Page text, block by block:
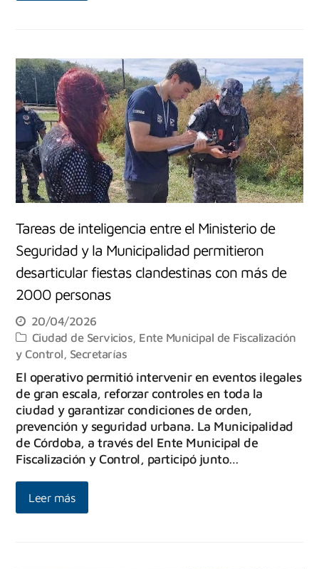
Tareas de inteligencia entre el Ministerio de
Seguridad y la Municipalidad permitieron
desarticular fiestas clandestinas con más de
2000 personas
20/04/2026
Ciudad de Servicios, Ente Municipal de Fiscalización
y Control, Secretarías
El operativo permitió intervenir en eventos ilegales
de gran escala, reforzar controles en toda la
ciudad y garantizar condiciones de orden,
prevención y seguridad urbana. La Municipalidad
de Córdoba, a través del Ente Municipal de
Fiscalización y Control, participó junto…
Leer más